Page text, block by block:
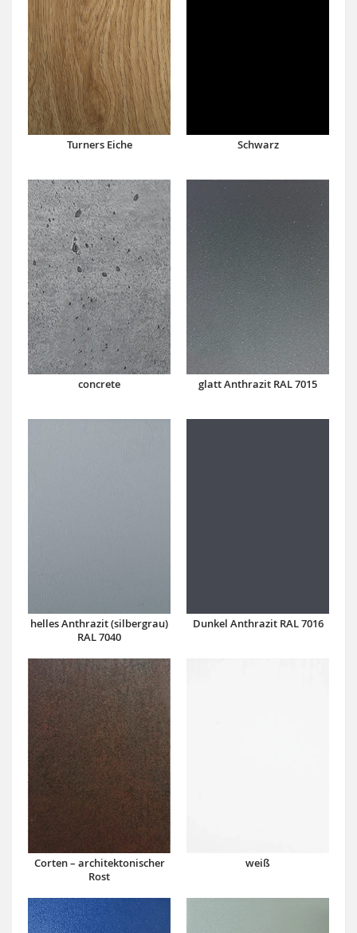
Turners Eiche Schwarz
concrete glatt Anthrazit RAL 7015
helles Anthrazit (silbergrau)
RAL 7040
Dunkel Anthrazit RAL 7016
Corten – architektonischer
Rost
weiß